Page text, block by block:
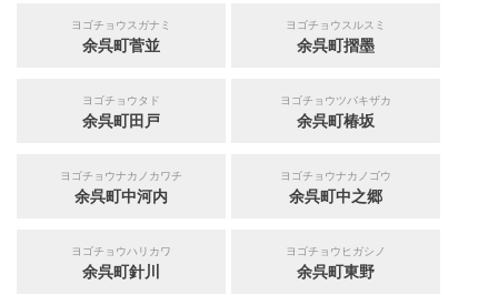
ヨゴチョウスガナミ
余呉町菅並
ヨゴチョウスルスミ
余呉町摺墨
ヨゴチョウタド
余呉町田戸
ヨゴチョウツバキザカ
余呉町椿坂
ヨゴチョウナカノカワチ
余呉町中河内
ヨゴチョウナカノゴウ
余呉町中之郷
ヨゴチョウハリカワ
余呉町針川
ヨゴチョウヒガシノ
余呉町東野